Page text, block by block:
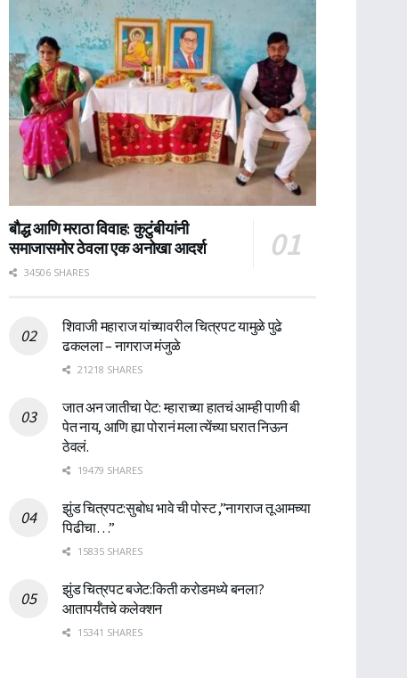
बौद्ध आणि मराठा विवाह: कुटुंबीयांनी
समाजासमोर ठेवला एक अनोखा आदर्श
34506 SHARES
शिवाजी महाराज यांच्यावरील चित्रपट यामुळे पुढे
ढकलला – नागराज मंजुळे
21218 SHARES
जात अन जातीचा पेट: म्हाराच्या हातचं आम्ही पाणी बी
पेत नाय, आणि ह्या पोरानं मला त्येंच्या घरात निऊन
ठेवलं.
19479 SHARES
झुंड चित्रपट:सुबोध भावे ची पोस्ट ,”नागराज तू आमच्या
पिढीचा…”
15835 SHARES
झुंड चित्रपट बजेट:किती करोडमध्ये बनला?
आतापर्यँतचे कलेक्शन
15341 SHARES